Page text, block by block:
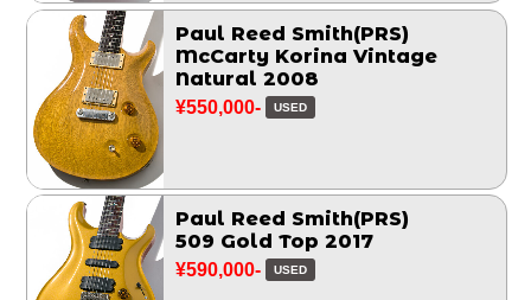
Paul Reed Smith(PRS)
McCarty Korina Vintage
Natural 2008
¥550,000- USED
Paul Reed Smith(PRS)
509 Gold Top 2017
¥590,000- USED